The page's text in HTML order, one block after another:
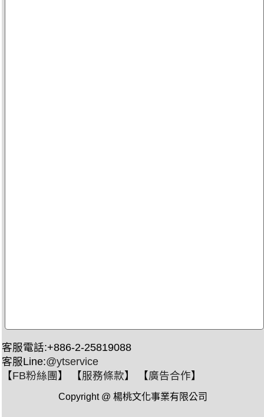
客服電話:+886-2-25819088
客服Line:@ytservice
【FB粉絲團 】 【服務條款】 【廣告合作】
Copyright @ 楊桃文化事業有限公司